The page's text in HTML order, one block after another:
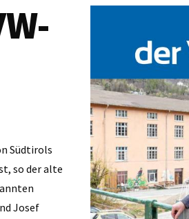
Südtirols
so der alte
Josef